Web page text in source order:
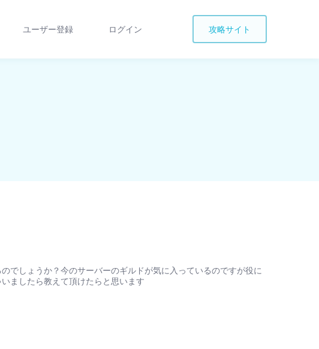
ユーザー登録 ログイン 攻略サイト
でしょうか？今のサーバーのギルドが気に入っているのですが役に
ましたら教えて頂けたらと思います